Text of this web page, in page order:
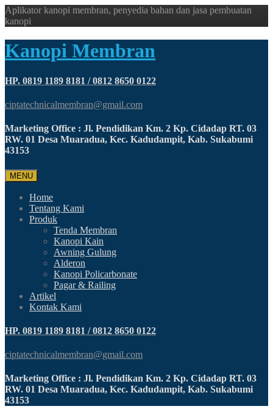
Aplikator kanopi membran, penyedia bahan dan jasa pembuatan
kanopi
Kanopi Membran
HP. 0819 1189 8181 / 0812 8650 0122
ciptatechnicalmembran@gmail.com
Marketing Office : Jl. Pendidikan Km. 2 Kp. Cidadap RT. 03
RW. 01 Desa Muaradua, Kec. Kadudampit, Kab. Sukabumi
43153
MENU
Home
Tentang Kami
Produk
Tenda Membran
Kanopi Kain
Awning Gulung
Alderon
Kanopi Policarbonate
Pagar & Railing
Artikel
Kontak Kami
HP. 0819 1189 8181 / 0812 8650 0122
ciptatechnicalmembran@gmail.com
Marketing Office : Jl. Pendidikan Km. 2 Kp. Cidadap RT. 03
RW. 01 Desa Muaradua, Kec. Kadudampit, Kab. Sukabumi
43153